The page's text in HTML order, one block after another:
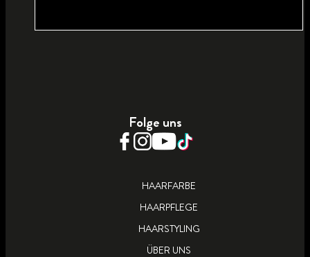
PERMANENTE KÜHLE
COLORATION
Folge uns
HAARFARBE
HAARPFLEGE
HAARSTYLING
ÜBER UNS